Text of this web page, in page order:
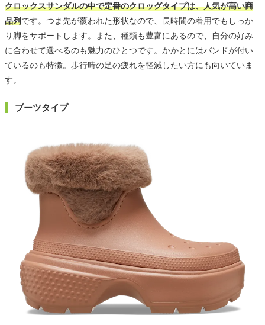
クロックスサンダルの中で定番のクロッグタイプは、人気が高い商
品列です。つま先が覆われた形状なので、長時間の着用でもしっか
り脚をサポートします。また、種類も豊富にあるので、自分の好み
に合わせて選べるのも魅力のひとつです。かかとにはバンドが付い
ているのも特徴。歩行時の足の疲れを軽減したい方にも向いていま
す。
ブーツタイプ